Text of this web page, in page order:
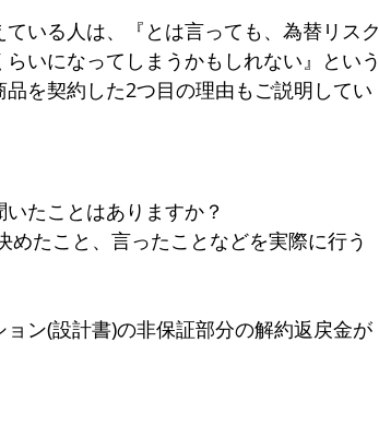
いる人は、『とは言っても、為替リスク
いになってしまうかもしれない』という
を契約した2つ目の理由もご説明してい
たことはありますか？
たこと、言ったことなどを実際に行う
ン(設計書)の非保証部分の解約返戻金が